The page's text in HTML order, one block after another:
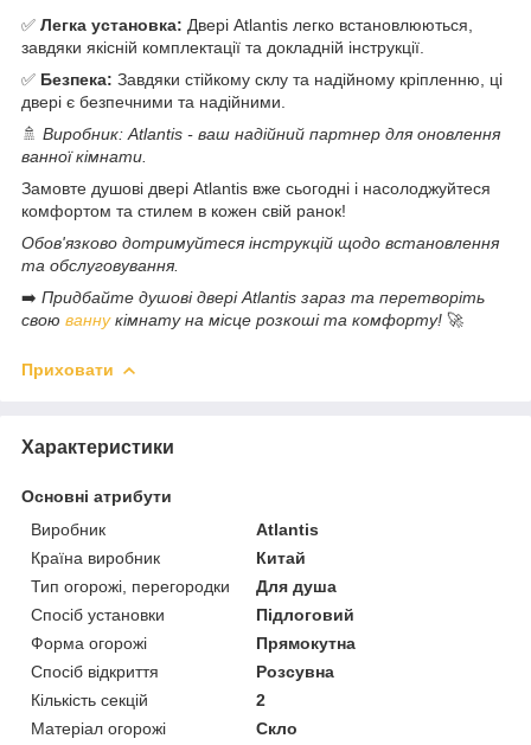
✅ Легка установка: Двері Atlantis легко встановлюються,
завдяки якісній комплектації та докладній інструкції.
✅ Безпека: Завдяки стійкому склу та надійному кріпленню, ці
двері є безпечними та надійними.
🚿 Виробник: Atlantis - ваш надійний партнер для оновлення
ванної кімнати.
Замовте душові двері Atlantis вже сьогодні і насолоджуйтеся
комфортом та стилем в кожен свій ранок!
Обов'язково дотримуйтеся інструкцій щодо встановлення
та обслуговування.
➡️ Придбайте душові двері Atlantis зараз та перетворіть
свою ваннукімнату на місце розкоші та комфорту! 🚀
Приховати
Характеристики
Основні атрибути
Виробник
Atlantis
Країна виробник
Китай
Тип огорожі, перегородки
Для душа
Спосіб установки
Підлоговий
Форма огорожі
Прямокутна
Спосіб відкриття
Розсувна
Кількість секцій
2
Матеріал огорожі
Скло